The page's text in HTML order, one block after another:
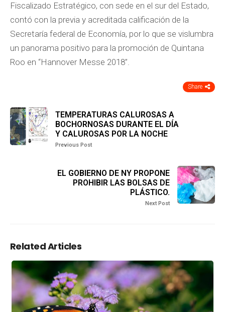
Fiscalizado Estratégico, con sede en el sur del Estado,
contó con la previa y acreditada calificación de la
Secretaría federal de Economía, por lo que se vislumbra
un panorama positivo para la promoción de Quintana
Roo en “Hannover Messe 2018”.
Share
TEMPERATURAS CALUROSAS A
BOCHORNOSAS DURANTE EL DÍA
Y CALUROSAS POR LA NOCHE
Previous Post
EL GOBIERNO DE NY PROPONE
PROHIBIR LAS BOLSAS DE
PLÁSTICO.
Next Post
Related Articles